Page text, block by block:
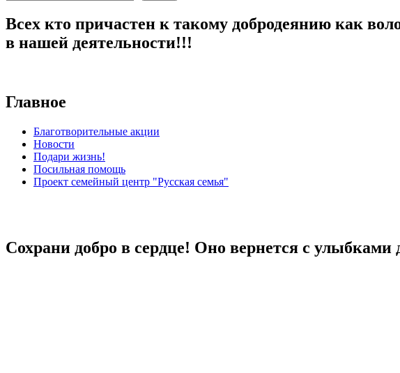
Всех кто причастен к такому добродеянию как
в нашей деятельности!!!
Главное
Благотворительные акции
Новости
Подари жизнь!
Посильная помощь
Проект семейный центр "Русская семья"
Сохрани добро в сердце! Оно вернется с улыбками